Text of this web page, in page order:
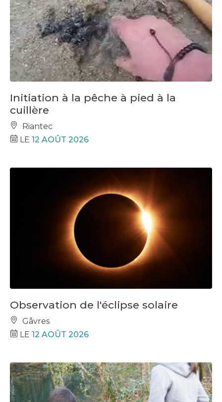
Initiation à la pêche à pied à la
cuillère
Riantec
LE 12 AOÛT 2026
Observation de l'éclipse solaire
Gâvres
LE 12 AOÛT 2026